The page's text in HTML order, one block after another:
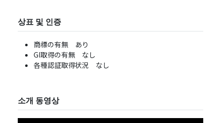
상표 및 인증
商標の有無 あり
GI取得の有無 なし
各種認証取得状況 なし
소개 동영상